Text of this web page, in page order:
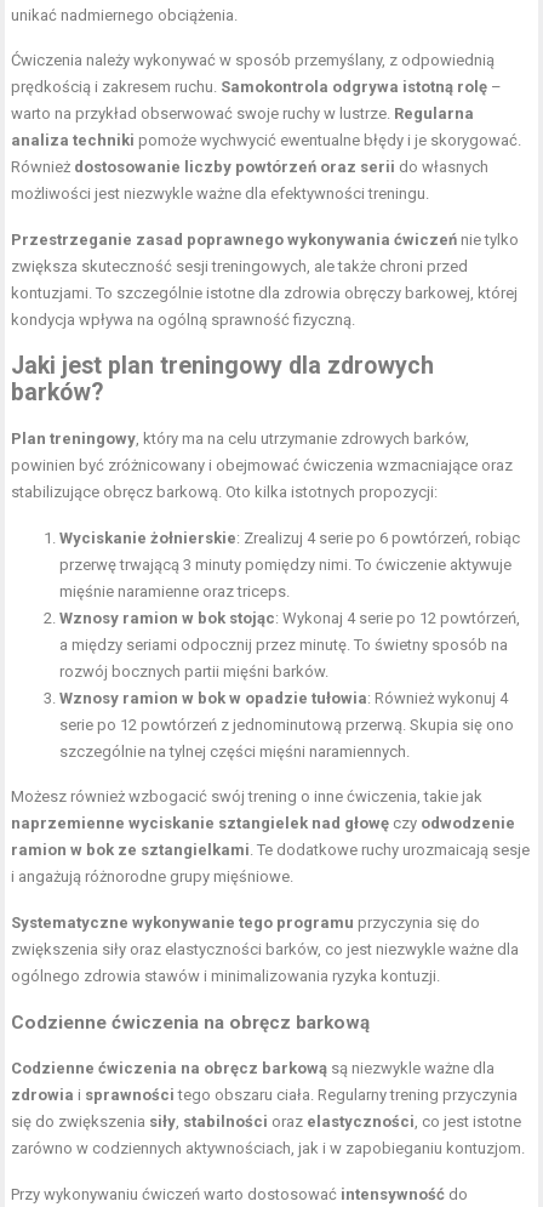
unikać nadmiernego obciążenia.
Ćwiczenia należy wykonywać w sposób przemyślany, z odpowiednią
prędkością i zakresem ruchu. Samokontrola odgrywa istotną rolę –
warto na przykład obserwować swoje ruchy w lustrze. Regularna
analiza techniki pomoże wychwycić ewentualne błędy i je skorygować.
Również dostosowanie liczby powtórzeń oraz serii do własnych
możliwości jest niezwykle ważne dla efektywności treningu.
Przestrzeganie zasad poprawnego wykonywania ćwiczeń nie tylko
zwiększa skuteczność sesji treningowych, ale także chroni przed
kontuzjami. To szczególnie istotne dla zdrowia obręczy barkowej, której
kondycja wpływa na ogólną sprawność fizyczną.
Jaki jest plan treningowy dla zdrowych
barków?
Plan treningowy, który ma na celu utrzymanie zdrowych barków,
powinien być zróżnicowany i obejmować ćwiczenia wzmacniające oraz
stabilizujące obręcz barkową. Oto kilka istotnych propozycji:
Wyciskanie żołnierskie: Zrealizuj 4 serie po 6 powtórzeń, robiąc
przerwę trwającą 3 minuty pomiędzy nimi. To ćwiczenie aktywuje
mięśnie naramienne oraz triceps.
Wznosy ramion w bok stojąc: Wykonaj 4 serie po 12 powtórzeń,
a między seriami odpocznij przez minutę. To świetny sposób na
rozwój bocznych partii mięśni barków.
Wznosy ramion w bok w opadzie tułowia: Również wykonuj 4
serie po 12 powtórzeń z jednominutową przerwą. Skupia się ono
szczególnie na tylnej części mięśni naramiennych.
Możesz również wzbogacić swój trening o inne ćwiczenia, takie jak
naprzemienne wyciskanie sztangielek nad głowę czy odwodzenie
ramion w bok ze sztangielkami. Te dodatkowe ruchy urozmaicają sesje
i angażują różnorodne grupy mięśniowe.
Systematyczne wykonywanie tego programu przyczynia się do
zwiększenia siły oraz elastyczności barków, co jest niezwykle ważne dla
ogólnego zdrowia stawów i minimalizowania ryzyka kontuzji.
Codzienne ćwiczenia na obręcz barkową
Codzienne ćwiczenia na obręcz barkową są niezwykle ważne dla
zdrowia i sprawności tego obszaru ciała. Regularny trening przyczynia
się do zwiększenia siły, stabilności oraz elastyczności, co jest istotne
zarówno w codziennych aktywnościach, jak i w zapobieganiu kontuzjom.
Przy wykonywaniu ćwiczeń warto dostosować intensywność do